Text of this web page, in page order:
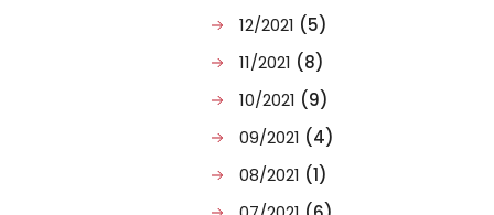
12/2021 (5)
11/2021 (8)
10/2021 (9)
09/2021 (4)
08/2021 (1)